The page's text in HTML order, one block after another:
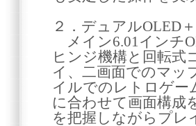
２．デュアルOLED
メイン6.01インチ
ヒンジ機構と回転式
イ、二画面でのマッ
イルでのレトロゲー
に合わせて画面構成
を把握しながらプレ